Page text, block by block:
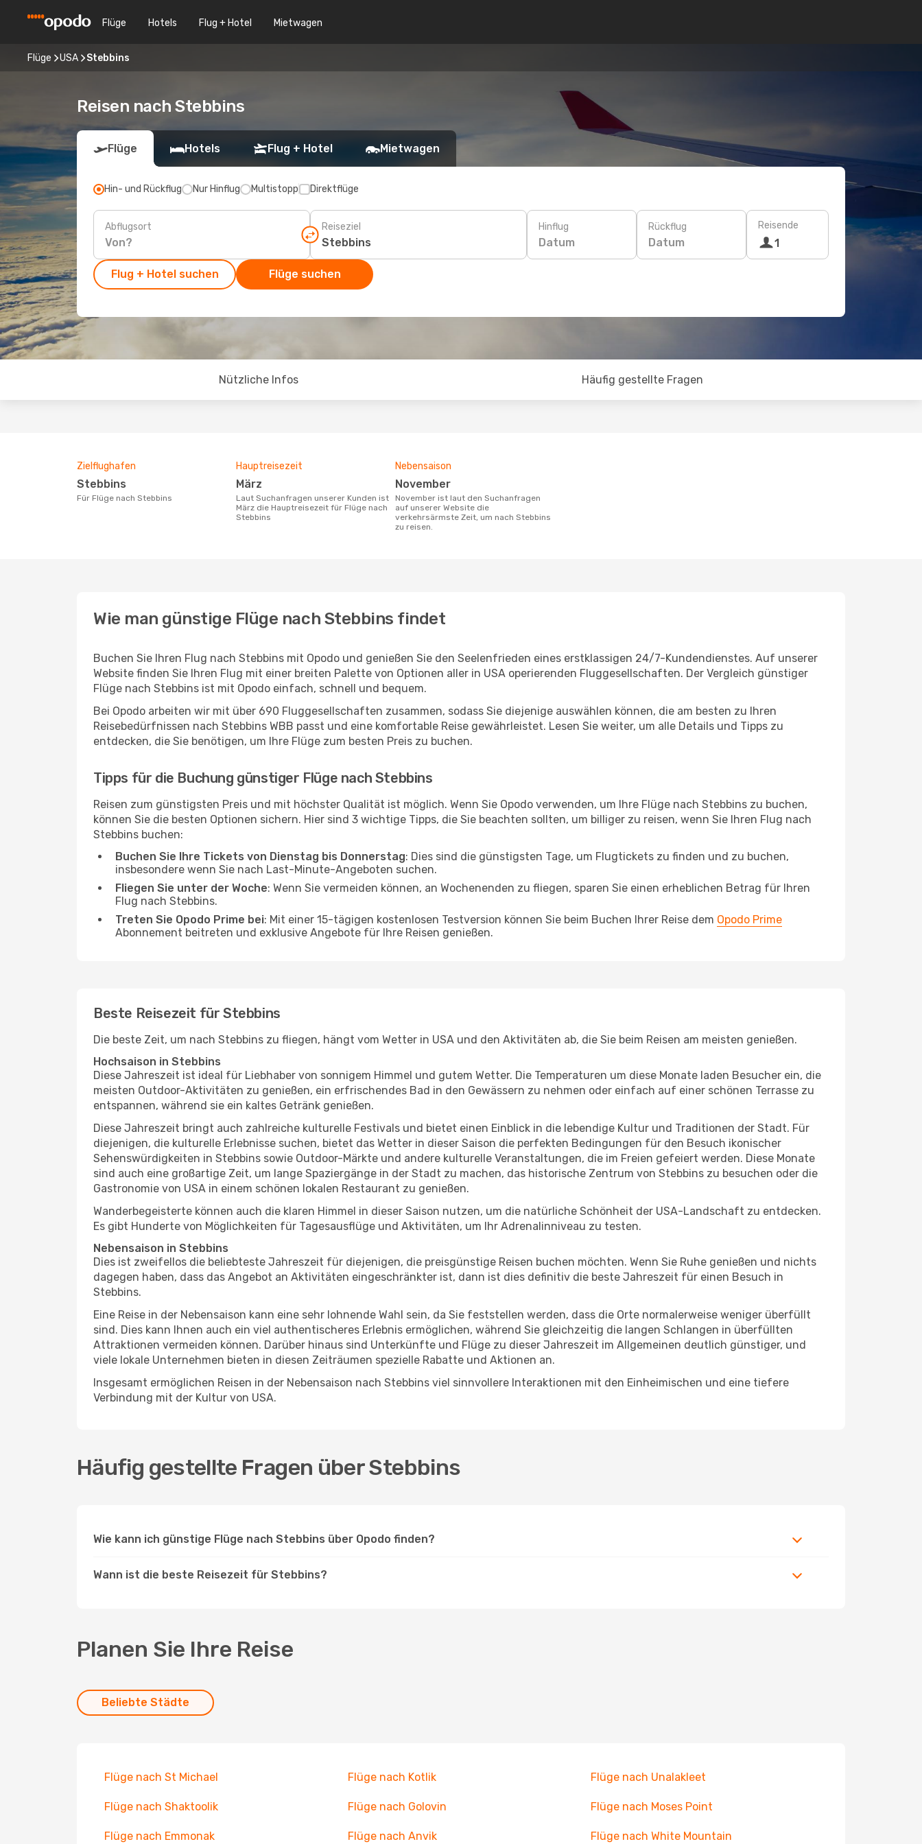
Flüge Hotels Flug + Hotel Mietwagen
Flüge USA Stebbins
Reisen nach Stebbins
Flüge Hotels Flug + Hotel Mietwagen
Hin- und Rückflug Nur Hinflug Multistopp Direktflüge
Abflugsort Reiseziel Hinflug
Datum
Rückflug
Datum
Reisende
1
Flug + Hotel suchen Flüge suchen
Nützliche Infos Häufig gestellte Fragen
Zielflughafen
Stebbins
Für Flüge nach Stebbins
Hauptreisezeit
März
Laut Suchanfragen unserer Kunden ist
März die Hauptreisezeit für Flüge nach
Stebbins
Nebensaison
November
November ist laut den Suchanfragen
auf unserer Website die
verkehrsärmste Zeit, um nach Stebbins
zu reisen.
Wie man günstige Flüge nach Stebbins findet
Buchen Sie Ihren Flug nach Stebbins mit Opodo und genießen Sie den Seelenfrieden eines erstklassigen 24/7-Kundendienstes. Auf unserer
Website finden Sie Ihren Flug mit einer breiten Palette von Optionen aller in USA operierenden Fluggesellschaften. Der Vergleich günstiger
Flüge nach Stebbins ist mit Opodo einfach, schnell und bequem.
Bei Opodo arbeiten wir mit über 690 Fluggesellschaften zusammen, sodass Sie diejenige auswählen können, die am besten zu Ihren
Reisebedürfnissen nach Stebbins WBB passt und eine komfortable Reise gewährleistet. Lesen Sie weiter, um alle Details und Tipps zu
entdecken, die Sie benötigen, um Ihre Flüge zum besten Preis zu buchen.
Tipps für die Buchung günstiger Flüge nach Stebbins
Reisen zum günstigsten Preis und mit höchster Qualität ist möglich. Wenn Sie Opodo verwenden, um Ihre Flüge nach Stebbins zu buchen,
können Sie die besten Optionen sichern. Hier sind 3 wichtige Tipps, die Sie beachten sollten, um billiger zu reisen, wenn Sie Ihren Flug nach
Stebbins buchen:
Buchen Sie Ihre Tickets von Dienstag bis Donnerstag: Dies sind die günstigsten Tage, um Flugtickets zu finden und zu buchen,
insbesondere wenn Sie nach Last-Minute-Angeboten suchen.
Fliegen Sie unter der Woche: Wenn Sie vermeiden können, an Wochenenden zu fliegen, sparen Sie einen erheblichen Betrag für Ihren
Flug nach Stebbins.
Treten Sie Opodo Prime bei: Mit einer 15-tägigen kostenlosen Testversion können Sie beim Buchen Ihrer Reise dem Opodo Prime
Abonnement beitreten und exklusive Angebote für Ihre Reisen genießen.
Beste Reisezeit für Stebbins
Die beste Zeit, um nach Stebbins zu fliegen, hängt vom Wetter in USA und den Aktivitäten ab, die Sie beim Reisen am meisten genießen.
Hochsaison in Stebbins
Diese Jahreszeit ist ideal für Liebhaber von sonnigem Himmel und gutem Wetter. Die Temperaturen um diese Monate laden Besucher ein, die
meisten Outdoor-Aktivitäten zu genießen, ein erfrischendes Bad in den Gewässern zu nehmen oder einfach auf einer schönen Terrasse zu
entspannen, während sie ein kaltes Getränk genießen.
Diese Jahreszeit bringt auch zahlreiche kulturelle Festivals und bietet einen Einblick in die lebendige Kultur und Traditionen der Stadt. Für
diejenigen, die kulturelle Erlebnisse suchen, bietet das Wetter in dieser Saison die perfekten Bedingungen für den Besuch ikonischer
Sehenswürdigkeiten in Stebbins sowie Outdoor-Märkte und andere kulturelle Veranstaltungen, die im Freien gefeiert werden. Diese Monate
sind auch eine großartige Zeit, um lange Spaziergänge in der Stadt zu machen, das historische Zentrum von Stebbins zu besuchen oder die
Gastronomie von USA in einem schönen lokalen Restaurant zu genießen.
Wanderbegeisterte können auch die klaren Himmel in dieser Saison nutzen, um die natürliche Schönheit der USA-Landschaft zu entdecken.
Es gibt Hunderte von Möglichkeiten für Tagesausflüge und Aktivitäten, um Ihr Adrenalinniveau zu testen.
Nebensaison in Stebbins
Dies ist zweifellos die beliebteste Jahreszeit für diejenigen, die preisgünstige Reisen buchen möchten. Wenn Sie Ruhe genießen und nichts
dagegen haben, dass das Angebot an Aktivitäten eingeschränkter ist, dann ist dies definitiv die beste Jahreszeit für einen Besuch in
Stebbins.
Eine Reise in der Nebensaison kann eine sehr lohnende Wahl sein, da Sie feststellen werden, dass die Orte normalerweise weniger überfüllt
sind. Dies kann Ihnen auch ein viel authentischeres Erlebnis ermöglichen, während Sie gleichzeitig die langen Schlangen in überfüllten
Attraktionen vermeiden können. Darüber hinaus sind Unterkünfte und Flüge zu dieser Jahreszeit im Allgemeinen deutlich günstiger, und
viele lokale Unternehmen bieten in diesen Zeiträumen spezielle Rabatte und Aktionen an.
Insgesamt ermöglichen Reisen in der Nebensaison nach Stebbins viel sinnvollere Interaktionen mit den Einheimischen und eine tiefere
Verbindung mit der Kultur von USA.
Häufig gestellte Fragen über Stebbins
Wie kann ich günstige Flüge nach Stebbins über Opodo finden?
Wann ist die beste Reisezeit für Stebbins?
Planen Sie Ihre Reise
Beliebte Städte
Flüge nach St Michael Flüge nach Kotlik Flüge nach Unalakleet
Flüge nach Shaktoolik Flüge nach Golovin Flüge nach Moses Point
Flüge nach Emmonak Flüge nach Anvik Flüge nach White Mountain